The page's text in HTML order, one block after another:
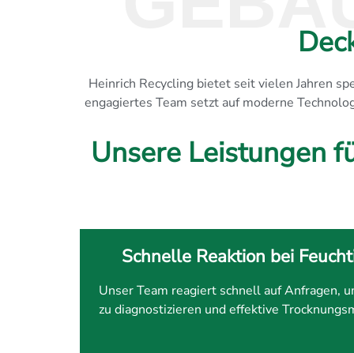
Heinrich Recycling bietet seit vielen Jahren
engagiertes Team setzt auf moderne
Unsere Leistungen
Schnelle Reaktion bei
Unser Team reagiert schnell auf Anfragen,
zu diagnostizieren und effektive